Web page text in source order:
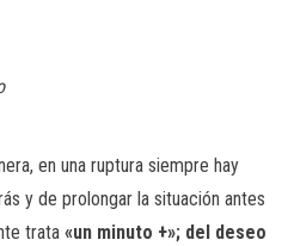
en una ruptura siempre hay
y de prolongar la situación antes
trata «un minuto +»; del deseo